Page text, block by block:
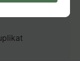
Indonesia